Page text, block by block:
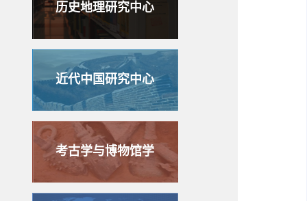
历史地理研究中心
近代中国研究中心
考古学与博物馆学